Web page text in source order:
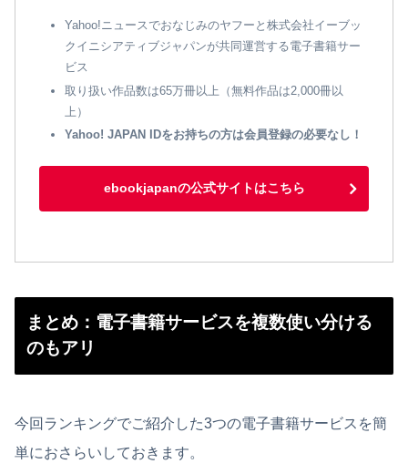
Yahoo!ニュースでおなじみのヤフーと株式会社イーブッ
クイニシアティブジャパンが共同運営する電子書籍サー
ビス
取り扱い作品数は65万冊以上（無料作品は2,000冊以
上）
Yahoo! JAPAN IDをお持ちの方は会員登録の必要なし！
ebookjapanの公式サイトはこちら
まとめ：電子書籍サービスを複数使い分ける
のもアリ
今回ランキングでご紹介した3つの電子書籍サービスを簡
単におさらいしておきます。